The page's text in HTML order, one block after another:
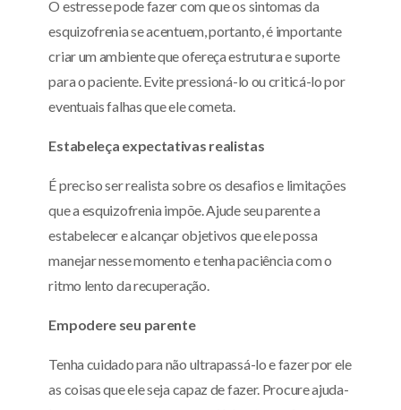
O estresse pode fazer com que os sintomas da
esquizofrenia se acentuem, portanto, é importante
criar um ambiente que ofereça estrutura e suporte
para o paciente. Evite pressioná-lo ou criticá-lo por
eventuais falhas que ele cometa.
Estabeleça expectativas realistas
É preciso ser realista sobre os desafios e limitações
que a esquizofrenia impõe. Ajude seu parente a
estabelecer e alcançar objetivos que ele possa
manejar nesse momento e tenha paciência com o
ritmo lento da recuperação.
Empodere seu parente
Tenha cuidado para não ultrapassá-lo e fazer por ele
as coisas que ele seja capaz de fazer. Procure ajuda-